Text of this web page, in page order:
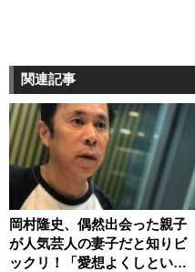
関連記事
岡村隆史、偶然出会った親子
が人気芸人の妻子だと知りビ
ックリ！「愛想よくしといて